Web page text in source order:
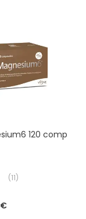
120 comp
(11)
€